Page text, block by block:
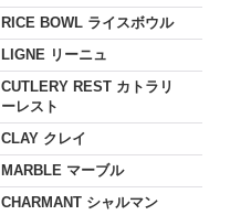
RICE BOWL ライスボウル
LIGNE リーニュ
CUTLERY REST カトラリ
ーレスト
CLAY クレイ
MARBLE マーブル
CHARMANT シャルマン